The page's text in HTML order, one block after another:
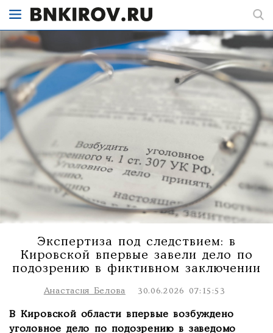
Экспертиза под следствием: в
Кировской впервые завели дело по
подозрению в фиктивном заключении
Анастасия Белова 30.06.2026 07:15:53
В Кировской области впервые возбуждено
уголовное дело по подозрению в заведомо